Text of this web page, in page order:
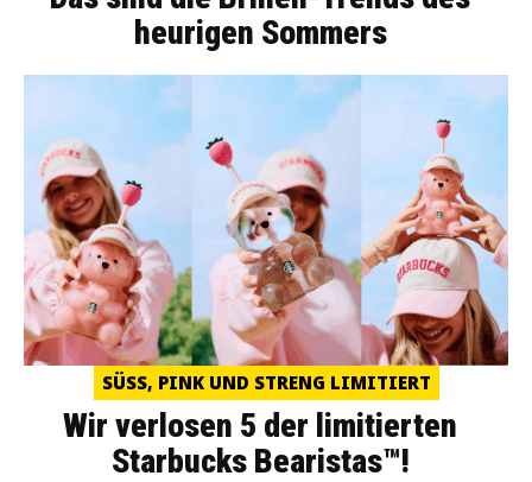
heurigen Sommers
SÜSS, PINK UND STRENG LIMITIERT
Wir verlosen 5 der limitierten
Starbucks Bearistas™!